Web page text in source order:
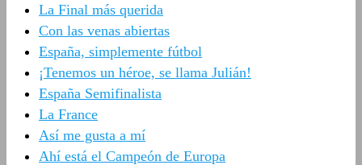
La Final más querida
Con las venas abiertas
España, simplemente fútbol
¡Tenemos un héroe, se llama Julián!
España Semifinalista
La France
Así me gusta a mí
Ahí está el Campeón de Europa